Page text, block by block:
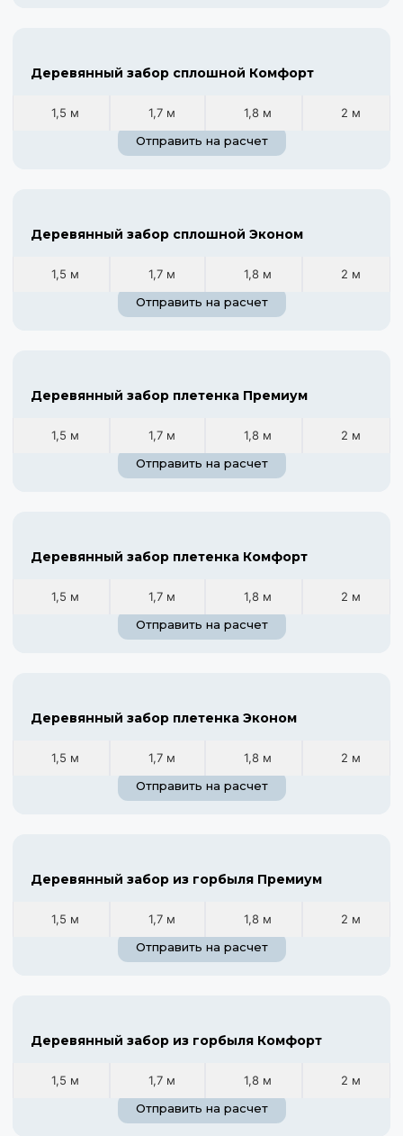
Деревянный забор сплошной Комфорт
1,5 м 1,7 м 1,8 м
2 м
Отправить на расчет
Деревянный забор сплошной Эконом
1,5 м 1,7 м 1,8 м
2 м
Отправить на расчет
Деревянный забор плетенка Премиум
1,5 м 1,7 м 1,8 м
2 м
Отправить на расчет
Деревянный забор плетенка Комфорт
1,5 м 1,7 м 1,8 м
2 м
Отправить на расчет
Деревянный забор плетенка Эконом
1,5 м 1,7 м 1,8 м
2 м
Отправить на расчет
Деревянный забор из горбыля Премиум
1,5 м 1,7 м 1,8 м
2 м
Отправить на расчет
Деревянный забор из горбыля Комфорт
1,5 м 1,7 м 1,8 м
2 м
Отправить на расчет